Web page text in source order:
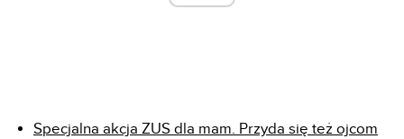
Specjalna akcja ZUS dla mam. Przyda się też ojcom